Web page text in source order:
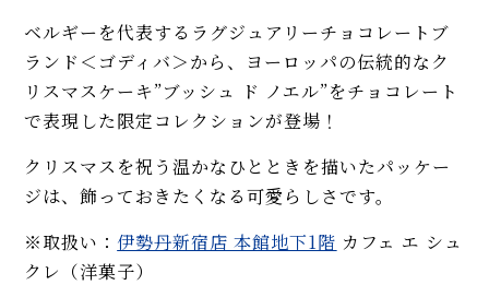
ベルギーを代表するラグジュアリーチョコレートブ
ランド＜ゴディバ＞から、ヨーロッパの伝統的なク
リスマスケーキ”ブッシュ ド ノエル”をチョコレート
で表現した限定コレクションが登場！
クリスマスを祝う温かなひとときを描いたパッケー
ジは、飾っておきたくなる可愛らしさです。
※取扱い： 伊勢丹新宿店 本館地下1階 カフェ エ シュ
クレ（洋菓子）